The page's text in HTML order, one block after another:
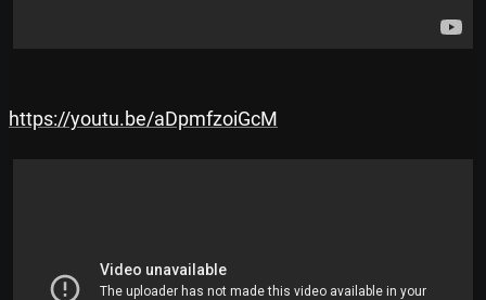
https://youtu.be/aDpmfzoiGcM